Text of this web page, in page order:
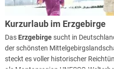
Kurzurlaub im Erzgebirge
Das Erzgebirge sucht in
der schönsten
steckt es voller historischer
als Montanregion UNESCO-